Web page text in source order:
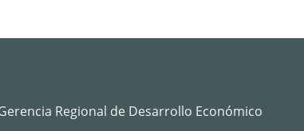
Regional de Desarrollo Económico